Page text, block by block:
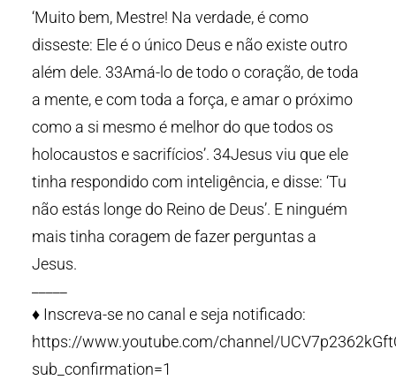
‘Muito bem, Mestre! Na verdade, é como
disseste: Ele é o único Deus e não existe outro
além dele. 33Amá-lo de todo o coração, de toda
a mente, e com toda a força, e amar o próximo
como a si mesmo é melhor do que todos os
holocaustos e sacrifícios’. 34Jesus viu que ele
tinha respondido com inteligência, e disse: ‘Tu
não estás longe do Reino de Deus’. E ninguém
mais tinha coragem de fazer perguntas a
Jesus.
♦️ Inscreva-se no canal e seja notificado:
https://www.youtube.com/channel/
sub_confirmation=1